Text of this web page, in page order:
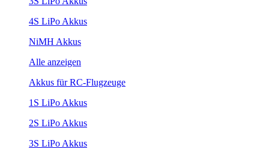
4S LiPo Akkus
NiMH Akkus
Alle anzeigen
Akkus für RC-Flugzeuge
1S LiPo Akkus
2S LiPo Akkus
3S LiPo Akkus